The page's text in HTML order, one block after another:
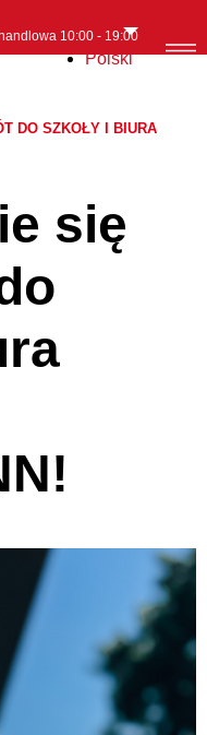
Polski
10:00 - 19:00
DO SZKOŁY I BIURA
się